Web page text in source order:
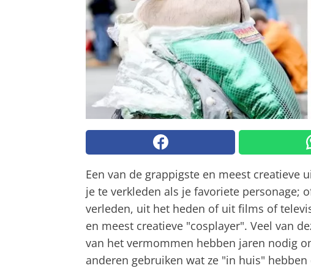
Een van de grappigste en meest creatieve
je te verkleden als je favoriete personage;
verleden, uit het heden of uit films of
en meest creatieve "cosplayer". Veel van
van het vermommen hebben jaren nodig
anderen gebruiken wat ze "in huis"